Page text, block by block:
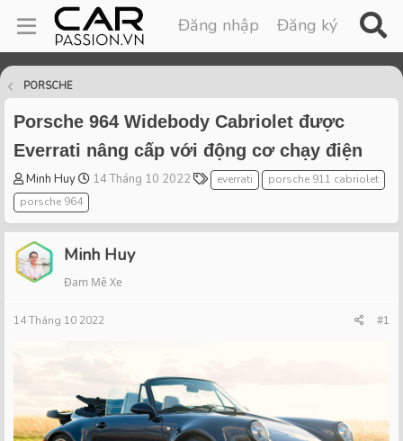
Đăng nhập Đăng ký
PORSCHE
Porsche 964 Widebody Cabriolet được
Everrati nâng cấp với động cơ chạy điện
T
h
r
e
a
d
s
a
Minh Huy
S
r
t
a
e
14 Tháng 10 2022
T
a
s
everrati
porsche 911 cabriolet
porsche 964
Minh Huy
Đam Mê Xe
14 Tháng 10 2022 #1